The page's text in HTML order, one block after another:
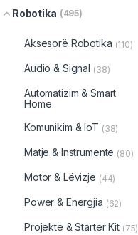
Robotika (495)
Aksesorë Robotika (110)
Audio & Signal (38)
Automatizim & Smart
Home
Komunikim & IoT (38)
Matje & Instrumente (80)
Motor & Lëvizje (44)
Power & Energjia (62)
Projekte & Starter Kit (75)